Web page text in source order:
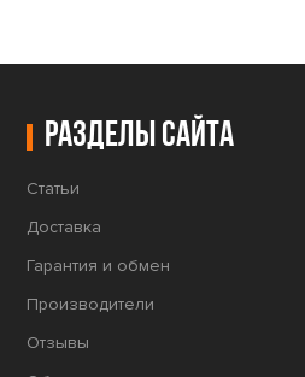
Разделы сайта
Статьи
Доставка
Гарантия и обмен
Производители
Отзывы